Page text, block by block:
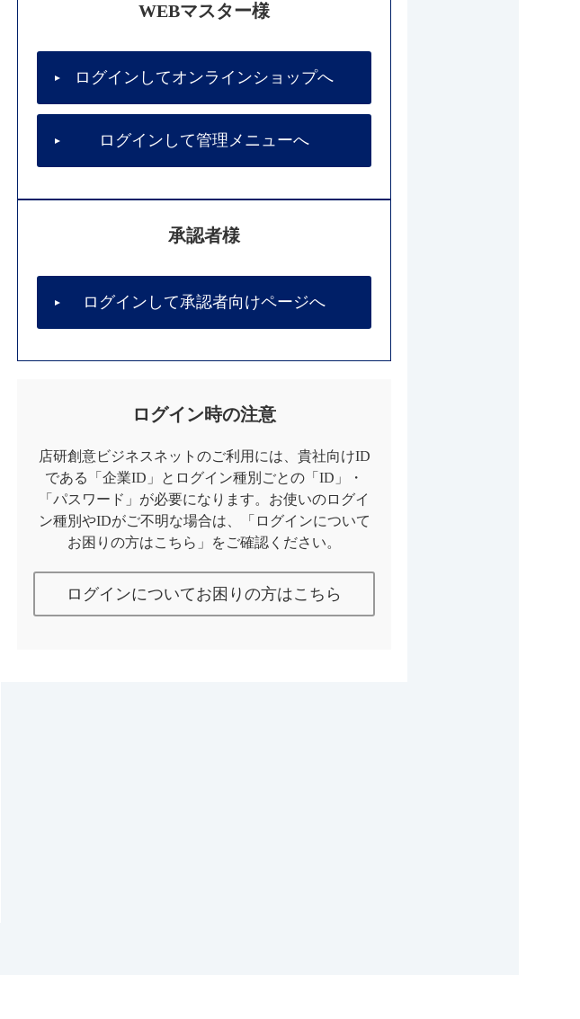
WEBマスター様
ログインしてオンラインショップへ
ログインして管理メニューへ
承認者様
ログインして承認者向けページへ
ログイン時の注意
店研創意ビジネスネットのご利用には、貴社向けID
である「企業ID」とログイン種別ごとの「ID」・
「パスワード」が必要になります。お使いのログイ
ン種別やIDがご不明な場合は、「ログインについて
お困りの方はこちら」をご確認ください。
ログインについてお困りの方はこちら